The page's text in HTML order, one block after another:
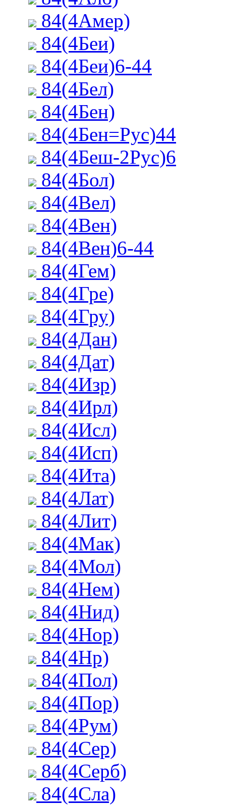
84(4Амер)
84(4Беи)
84(4Беи)6-44
84(4Бел)
84(4Бен)
84(4Бен=Рус)44
84(4Беш-2Рус)6
84(4Бол)
84(4Вел)
84(4Вен)
84(4Вен)6-44
84(4Гем)
84(4Гре)
84(4Гру)
84(4Дан)
84(4Дат)
84(4Изр)
84(4Ирл)
84(4Исл)
84(4Исп)
84(4Ита)
84(4Лат)
84(4Лит)
84(4Мак)
84(4Мол)
84(4Нем)
84(4Нид)
84(4Нор)
84(4Нр)
84(4Пол)
84(4Пор)
84(4Рум)
84(4Сер)
84(4Серб)
84(4Сла)